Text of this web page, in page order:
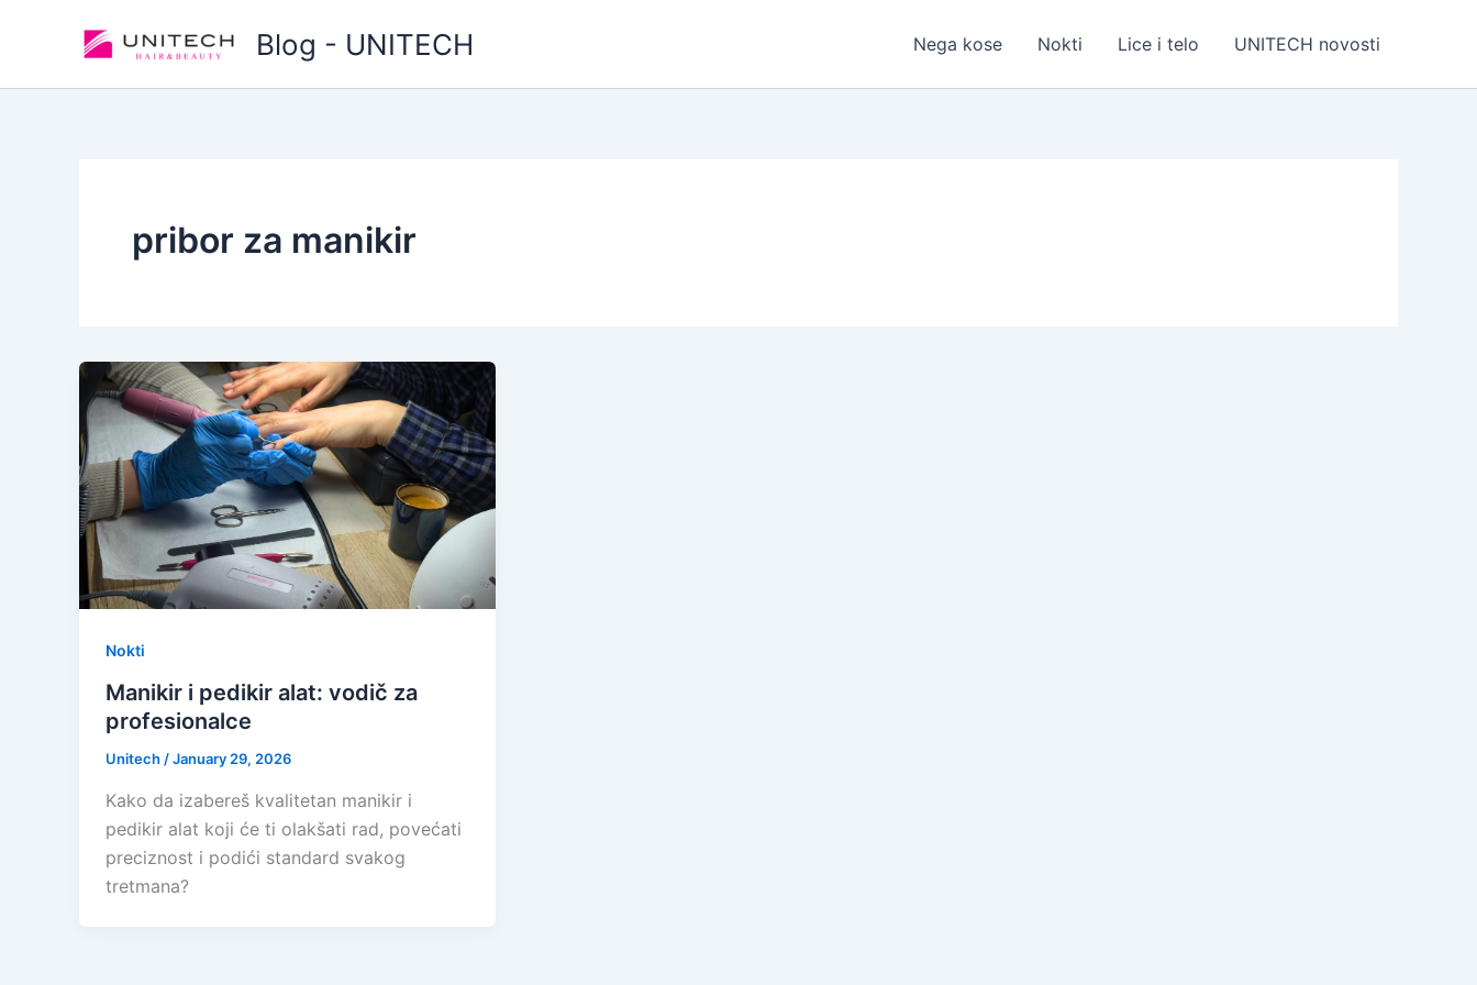
Blog - UNITECH Nega kose Nokti Lice i telo UNITECH novosti
pribor za manikir
Nokti
Manikir i pedikir alat: vodič za
profesionalce
Unitech /January 29, 2026
Kako da izabereš kvalitetan manikir i
pedikir alat koji će ti olakšati rad, povećati
preciznost i podići standard svakog
tretmana?